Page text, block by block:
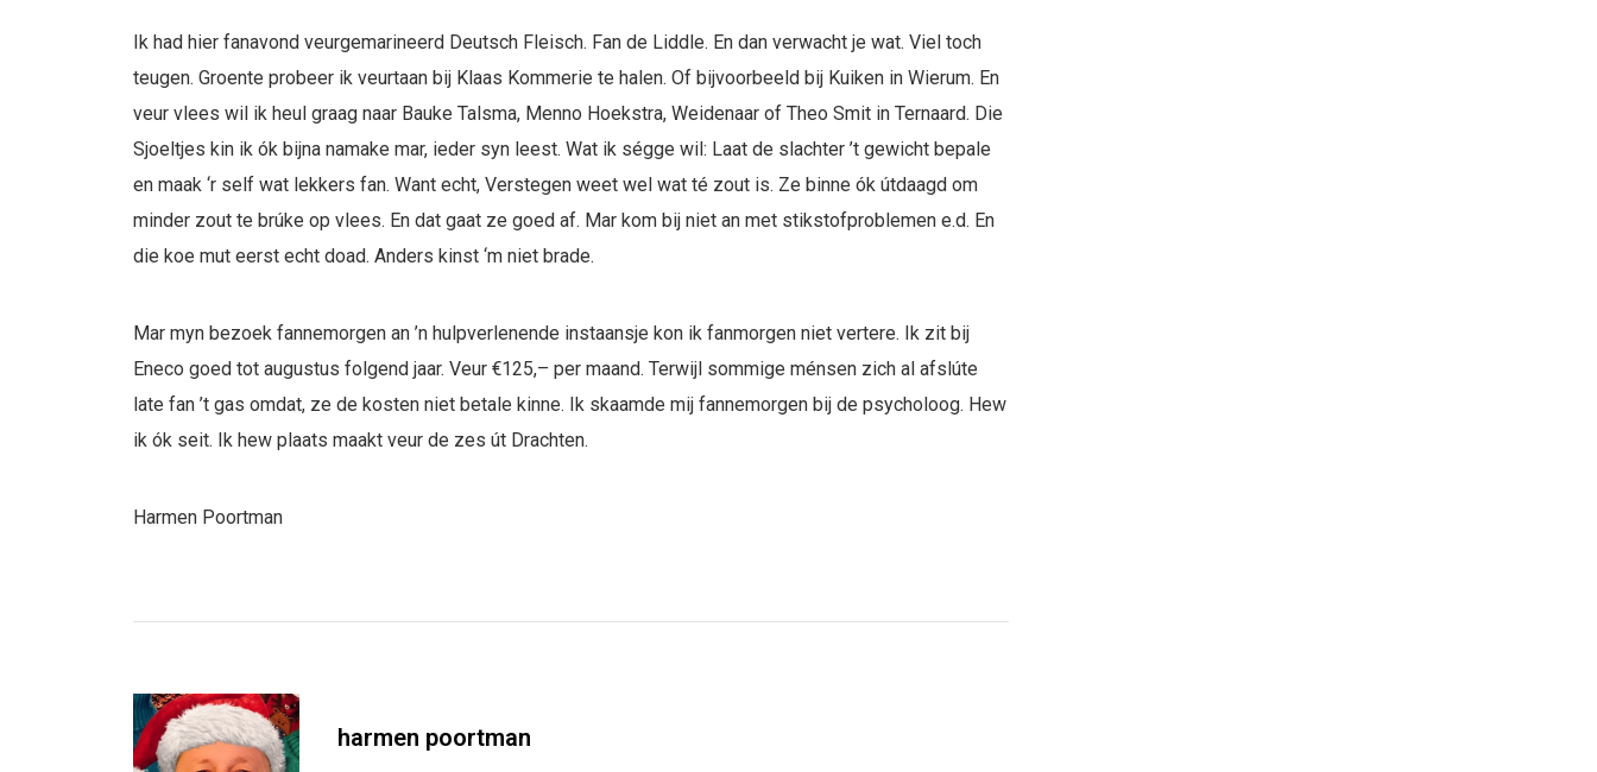
Ik had hier fanavond veurgemarineerd Deutsch Fleisch. Fan de Liddle. En dan verwacht je wat. Viel toch
teugen. Groente probeer ik veurtaan bij Klaas Kommerie te halen. Of bijvoorbeeld bij Kuiken in Wierum. En
veur vlees wil ik heul graag naar Bauke Talsma, Menno Hoekstra, Weidenaar of Theo Smit in Ternaard. Die
Sjoeltjes kin ik ók bijna namake mar, ieder syn leest. Wat ik ségge wil: Laat de slachter ’t gewicht bepale
en maak ‘r self wat lekkers fan. Want echt, Verstegen weet wel wat té zout is. Ze binne ók útdaagd om
minder zout te brúke op vlees. En dat gaat ze goed af. Mar kom bij niet an met stikstofproblemen e.d. En
die koe mut eerst echt doad. Anders kinst ‘m niet brade.
Mar myn bezoek fannemorgen an ’n hulpverlenende instaansje kon ik fanmorgen niet vertere. Ik zit bij
Eneco goed tot augustus folgend jaar. Veur €125,– per maand. Terwijl sommige ménsen zich al afslúte
late fan ’t gas omdat, ze de kosten niet betale kinne. Ik skaamde mij fannemorgen bij de psycholoog. Hew
ik ók seit. Ik hew plaats maakt veur de zes út Drachten.
Harmen Poortman
harmen poortman